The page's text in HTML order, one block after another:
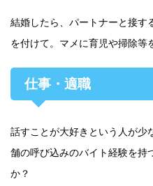
結婚したら、パートナーと接す
を付けて。マメに育児や掃除等
仕事・適職
話すことが大好きという人が少
舗の呼び込みのバイト経験を持
か？